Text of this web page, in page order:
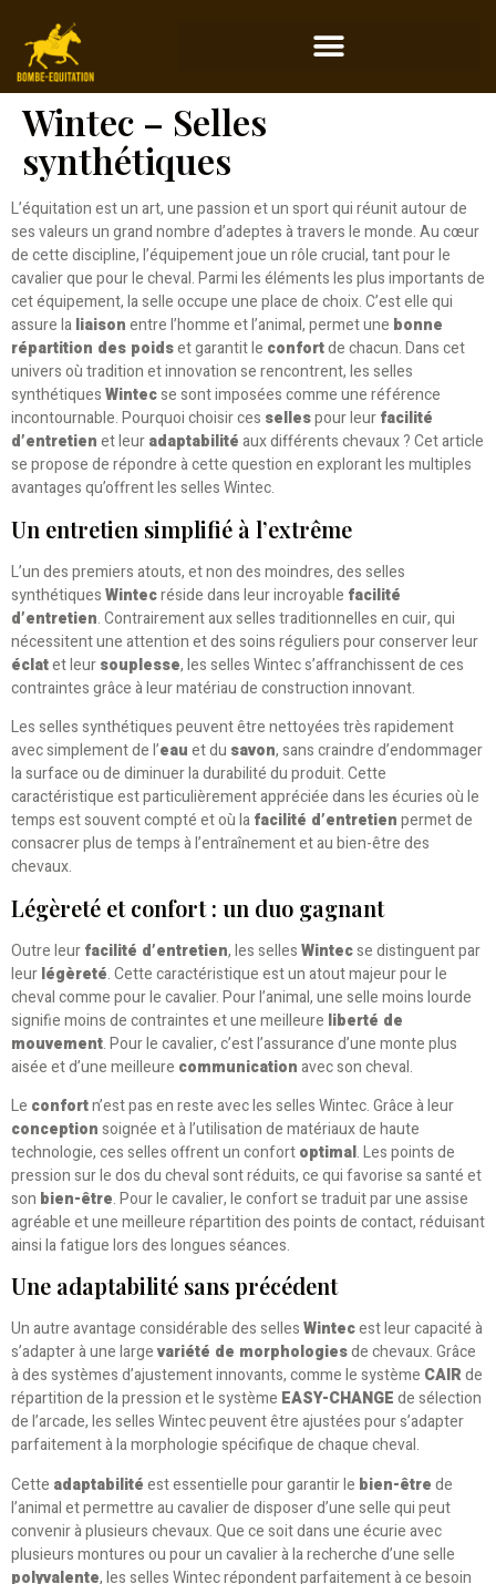
Wintec – Selles
synthétiques
L’équitation est un art, une passion et un sport qui réunit autour de
ses valeurs un grand nombre d’adeptes à travers le monde. Au cœur
de cette discipline, l’équipement joue un rôle crucial, tant pour le
cavalier que pour le cheval. Parmi les éléments les plus importants de
cet équipement, la selle occupe une place de choix. C’est elle qui
assure laliaisonentre l’homme et l’animal, permet une bonne
répartition des poidset garantit le confortde chacun. Dans cet
univers où tradition et innovation se rencontrent, les selles
synthétiquesWintecse sont imposées comme une référence
incontournable. Pourquoi choisir ces sellespour leurfacilité
d’entretienet leuradaptabilitéaux différents chevaux ? Cet article
se propose de répondre à cette question en explorant les multiples
avantages qu’offrent les selles Wintec.
Un entretien simplifié à l’extrême
L’un des premiers atouts, et non des moindres, des selles
synthétiquesWintecréside dans leur incroyable facilité
d’entretien. Contrairement aux selles traditionnelles en cuir, qui
nécessitent une attention et des soins réguliers pour conserver leur
éclatet leursouplesse, les selles Wintec s’affranchissent de ces
contraintes grâce à leur matériau de construction innovant.
Les selles synthétiques peuvent être nettoyées très rapidement
avec simplement de l’eauet du savon, sans craindre d’endommager
la surface ou de diminuer la durabilité du produit. Cette
caractéristique est particulièrement appréciée dans les écuries où le
temps est souvent compté et où lafacilité d’entretienpermet de
consacrer plus de temps à l’entraînement et au bien-être des
chevaux.
Légèreté et confort : un duo gagnant
Outre leurfacilité d’entretien, les sellesWintecse distinguent par
leurlégèreté. Cette caractéristique est un atout majeur pour le
cheval comme pour le cavalier. Pour l’animal, une selle moins lourde
signifie moins de contraintes et une meilleure liberté de
mouvement. Pour le cavalier, c’est l’assurance d’une monte plus
aisée et d’une meilleure communicationavec son cheval.
Le confortn’est pas en reste avec les selles Wintec. Grâce à leur
conceptionsoignée et à l’utilisation de matériaux de haute
technologie, ces selles offrent un confortoptimal. Les points de
pression sur le dos du cheval sont réduits, ce qui favorise sa santé et
son bien-être. Pour le cavalier, le confort se traduit par une assise
agréable et une meilleure répartition des points de contact, réduisant
ainsi la fatigue lors des longues séances.
Une adaptabilité sans précédent
Un autre avantage considérable des sellesWintecest leur capacité à
s’adapter à une largevariété de morphologiesde chevaux. Grâce
à des systèmes d’ajustement innovants, comme le système CAIRde
répartition de la pression et le système EASY-CHANGEde sélection
de l’arcade, les selles Wintec peuvent être ajustées pour s’adapter
parfaitement à la morphologie spécifique de chaque cheval.
Cette adaptabilitéest essentielle pour garantir le bien-êtrede
l’animal et permettre au cavalier de disposer d’une selle qui peut
convenir à plusieurs chevaux. Que ce soit dans une écurie avec
plusieurs montures ou pour un cavalier à la recherche d’une selle
polyvalente, les selles Wintec répondent parfaitement à ce besoin